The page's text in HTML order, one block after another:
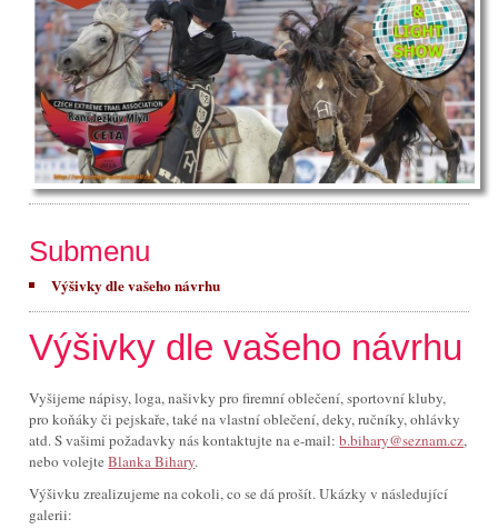
Submenu
Výšivky dle vašeho návrhu
Výšivky dle vašeho návrhu
Vyšijeme nápisy, loga, našivky pro firemní oblečení, sportovní kluby,
pro koňáky či pejskaře, také na vlastní oblečení, deky, ručníky, ohlávky
atd. S vašimi požadavky nás kontaktujte na e-mail:b.bihary@seznam.cz,
nebo volejteBlanka Bihary.
Výšivku zrealizujeme na cokoli, co se dá prošít. Ukázky v následující
galerii: